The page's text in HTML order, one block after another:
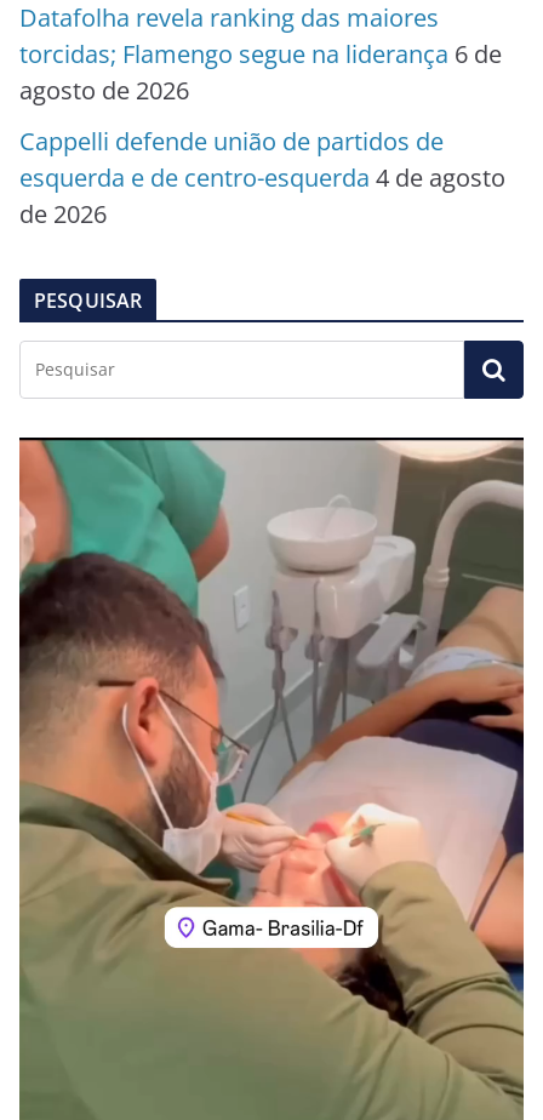
Datafolha revela ranking das maiores
torcidas; Flamengo segue na liderança 6 de
agosto de 2026
Cappelli defende união de partidos de
esquerda e de centro-esquerda 4 de agosto
de 2026
PESQUISAR